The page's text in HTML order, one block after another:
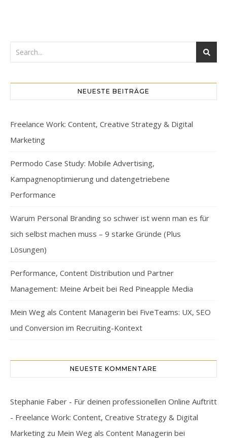
NEUESTE BEITRÄGE
Freelance Work: Content, Creative Strategy & Digital
Marketing
Permodo Case Study: Mobile Advertising,
Kampagnenoptimierung und datengetriebene
Performance
Warum Personal Branding so schwer ist wenn man es für
sich selbst machen muss – 9 starke Gründe (Plus
Lösungen)
Performance, Content Distribution und Partner
Management: Meine Arbeit bei Red Pineapple Media
Mein Weg als Content Managerin bei FiveTeams: UX, SEO
und Conversion im Recruiting-Kontext
NEUESTE KOMMENTARE
Stephanie Faber - Für deinen professionellen Online Auftritt
- Freelance Work: Content, Creative Strategy & Digital
Marketing zu Mein Weg als Content Managerin bei